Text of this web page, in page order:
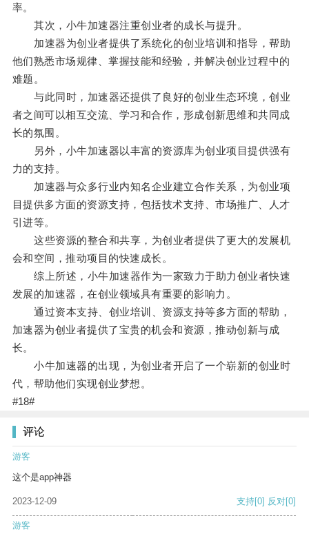
率。
其次，小牛加速器注重创业者的成长与提升。
加速器为创业者提供了系统化的创业培训和指导，帮助
他们熟悉市场规律、掌握技能和经验，并解决创业过程中的
难题。
与此同时，加速器还提供了良好的创业生态环境，创业
者之间可以相互交流、学习和合作，形成创新思维和共同成
长的氛围。
另外，小牛加速器以丰富的资源库为创业项目提供强有
力的支持。
加速器与众多行业内知名企业建立合作关系，为创业项
目提供多方面的资源支持，包括技术支持、市场推广、人才
引进等。
这些资源的整合和共享，为创业者提供了更大的发展机
会和空间，推动项目的快速成长。
综上所述，小牛加速器作为一家致力于助力创业者快速
发展的加速器，在创业领域具有重要的影响力。
通过资本支持、创业培训、资源支持等多方面的帮助，
加速器为创业者提供了宝贵的机会和资源，推动创新与成
长。
小牛加速器的出现，为创业者开启了一个崭新的创业时
代，帮助他们实现创业梦想。
#18#
评论
游客
这个是app神器
2023-12-09 支持[0] 反对[0]
游客